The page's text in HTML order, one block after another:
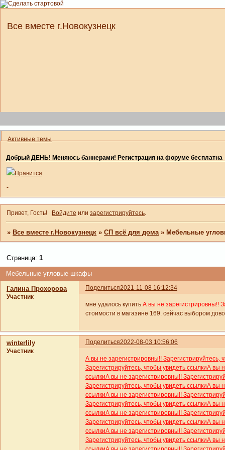
Все вместе г.Новокузнецк
Активные темы
Добрый ДЕНЬ! Меняюсь баннерами! Регистрация на форуме бесплатна
Нравится
-
Привет, Гость! Войдите или зарегистрируйтесь.
»Все вместе г.Новокузнецк »СП всё для дома »Мебельные
Мебельные угловые шкафы
Страница:1
Поделиться2021-11-08 16:12:34
Галина Прохорова
Участник
мне удалось купить А вы не зарегистрировны!!
стоимости в магазине 169. сейчас выбором
Поделиться2022-08-03 10:56:06
winterlily
Участник
А вы не зарегистрировны!! Зарегистрируйтесь,
Зарегистрируйтесь, чтобы увидеть ссылкиА вы
ссылкиА вы не зарегистрировны!!
Зарегистрируйтесь, чтобы увидеть ссылкиА вы
ссылкиА вы не зарегистрировны!!
Зарегистрируйтесь, чтобы увидеть ссылкиА вы
ссылкиА вы не зарегистрировны!!
Зарегистрируйтесь, чтобы увидеть ссылкиА вы
ссылкиА вы не зарегистрировны!!
Зарегистрируйтесь, чтобы увидеть ссылкиА вы